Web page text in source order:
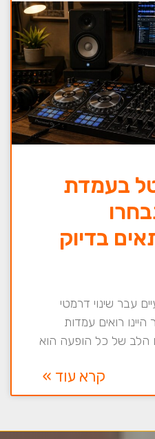
בעמדת
בדיוק
עבר שינוי דרמטי
רואים עמדות
הלב של כל הופעה הוא
קרא עוד »